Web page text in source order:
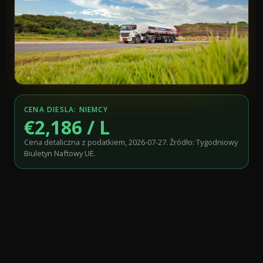
CENA DIESLA: NIEMCY
€2,186 / L
Cena detaliczna z podatkiem, 2026-07-27. Źródło: Tygodniowy
Biuletyn Naftowy UE.